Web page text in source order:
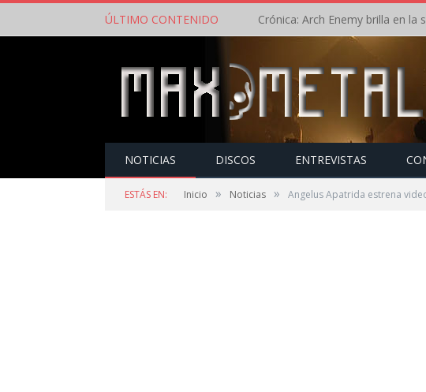
ÚLTIMO CONTENIDO
NOTICIAS DISCOS ENTREVISTAS
ESTÁS EN: Inicio » Noticias » Angelus Apatrida estrena